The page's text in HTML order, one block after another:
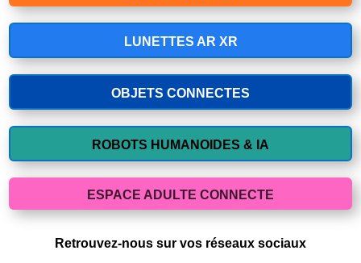
LUNETTES AR XR
OBJETS CONNECTES
ROBOTS HUMANOIDES & IA
ESPACE ADULTE CONNECTE
Retrouvez-nous sur vos réseaux sociaux